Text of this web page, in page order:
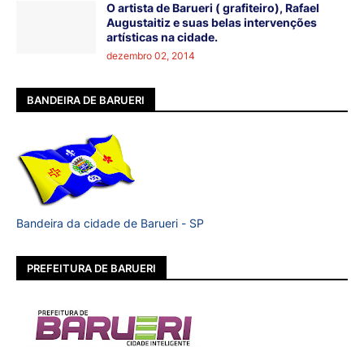
O artista de Barueri ( grafiteiro), Rafael
Augustaitiz e suas belas intervenções
artísticas na cidade.
dezembro 02, 2014
BANDEIRA DE BARUERI
Bandeira da cidade de Barueri - SP
PREFEITURA DE BARUERI